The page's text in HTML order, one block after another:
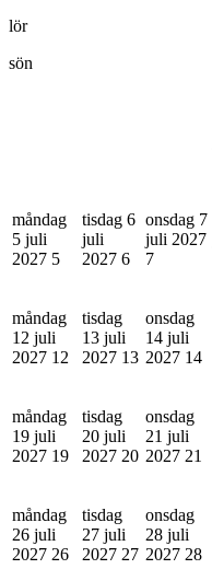
lör
sön
måndag
5 juli
2027 5
tisdag 6
juli
2027 6
onsdag 7
juli 2027
7
måndag
12 juli
2027 12
tisdag
13 juli
2027 13
onsdag
14 juli
2027 14
måndag
19 juli
2027 19
tisdag
20 juli
2027 20
onsdag
21 juli
2027 21
måndag
26 juli
2027 26
tisdag
27 juli
2027 27
onsdag
28 juli
2027 28